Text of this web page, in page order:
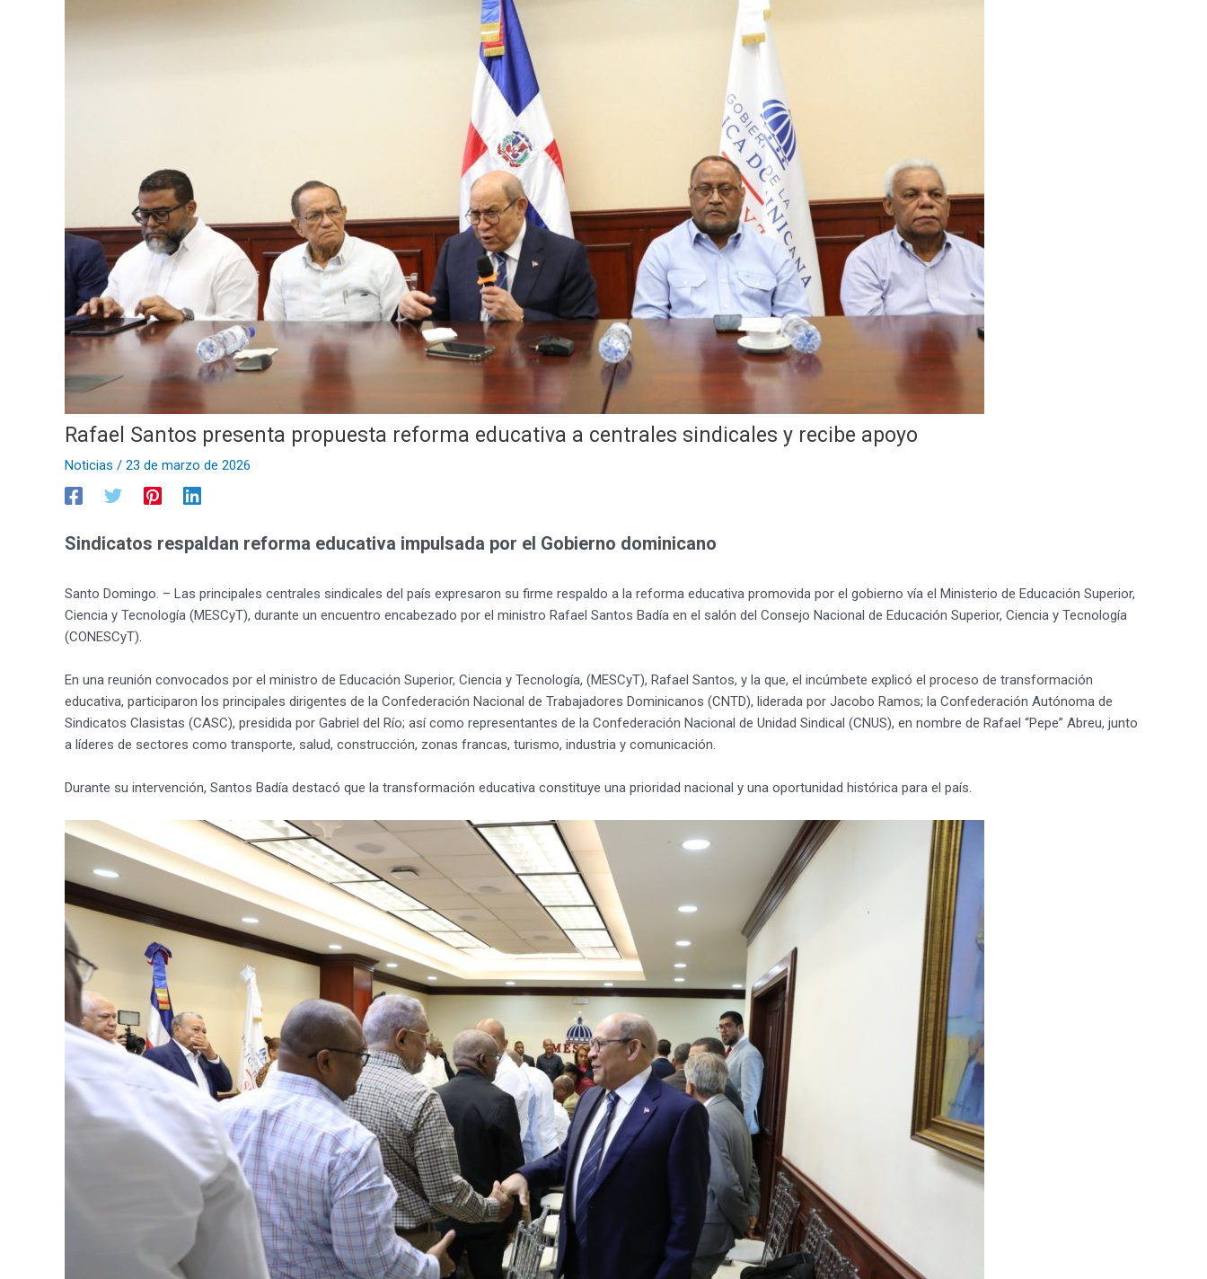
Rafael Santos presenta propuesta reforma educativa a centrales sindicales y recibe apoyo
Noticias / 23 de marzo de 2026
Sindicatos respaldan reforma educativa impulsada por el Gobierno dominicano
Santo Domingo. – Las principales centrales sindicales del país expresaron su firme respaldo a la reforma educativa promovida por el gobierno vía el Ministerio de Educación Superior,
Ciencia y Tecnología (MESCyT), durante un encuentro encabezado por el ministro Rafael Santos Badía en el salón del Consejo Nacional de Educación Superior, Ciencia y Tecnología
(CONESCyT).
En una reunión convocados por el ministro de Educación Superior, Ciencia y Tecnología, (MESCyT), Rafael Santos, y la que, el incúmbete explicó el proceso de transformación
educativa, participaron los principales dirigentes de la Confederación Nacional de Trabajadores Dominicanos (CNTD), liderada por Jacobo Ramos; la Confederación Autónoma de
Sindicatos Clasistas (CASC), presidida por Gabriel del Río; así como representantes de la Confederación Nacional de Unidad Sindical (CNUS), en nombre de Rafael “Pepe” Abreu, junto
a líderes de sectores como transporte, salud, construcción, zonas francas, turismo, industria y comunicación.
Durante su intervención, Santos Badía destacó que la transformación educativa constituye una prioridad nacional y una oportunidad histórica para el país.